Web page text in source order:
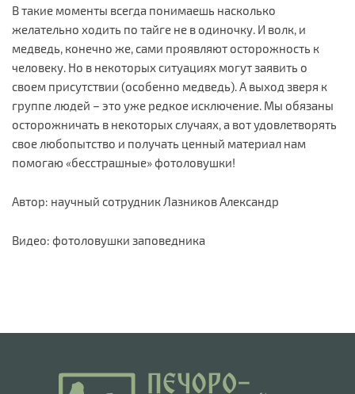
В такие моменты всегда понимаешь насколько
желательно ходить по тайге не в одиночку. И волк, и
медведь, конечно же, сами проявляют осторожность к
человеку. Но в некоторых ситуациях могут заявить о
своем присутствии (особенно медведь). А выход зверя к
группе людей – это уже редкое исключение. Мы обязаны
осторожничать в некоторых случаях, а вот удовлетворять
свое любопытство и получать ценный материал нам
помогаю «бесстрашные» фотоловушки!
Автор: научный сотрудник Лазников Александр
Видео: фотоловушки заповедника